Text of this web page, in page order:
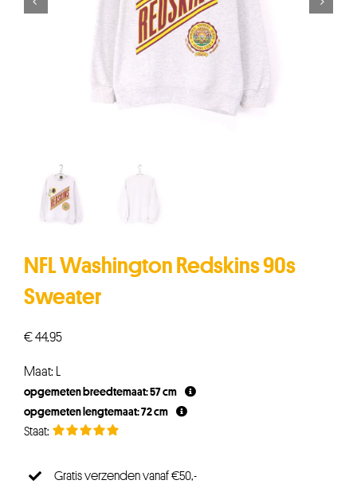
NFL Washington Redskins 90s
Sweater
€44,95
Maat: L
opgemeten breedtemaat: 57 cm
opgemeten lengtemaat: 72 cm
Gratis verzenden vanaf €50,-